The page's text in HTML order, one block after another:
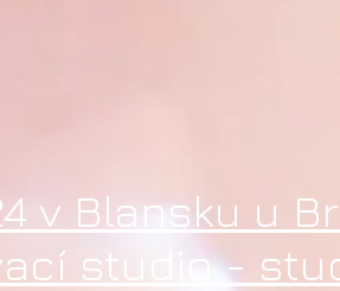
v Blansku u
studio -